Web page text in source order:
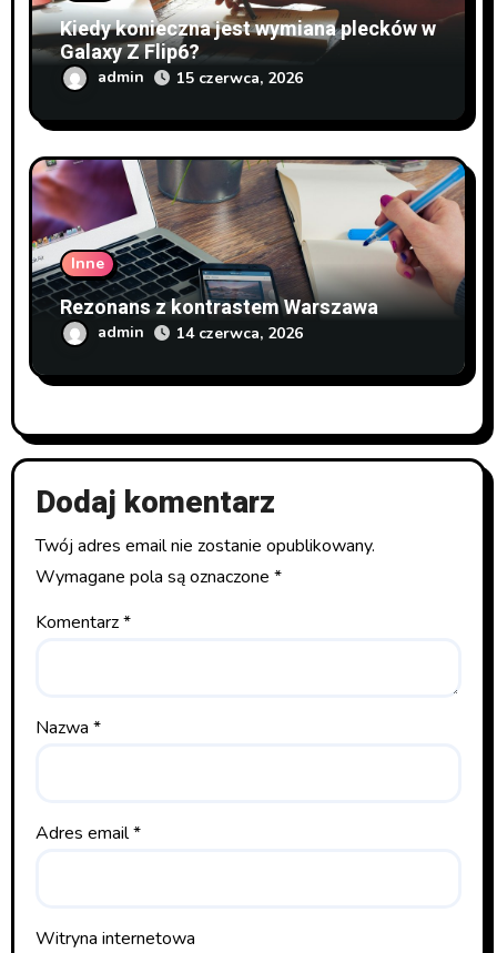
Kiedy konieczna jest wymiana plecków w
Galaxy Z Flip6?
admin 15 czerwca, 2026
Inne
Rezonans z kontrastem Warszawa
admin 14 czerwca, 2026
Dodaj komentarz
Twój adres email nie zostanie opublikowany.
Wymagane pola są oznaczone*
Komentarz*
Nazwa*
Adres email*
Witryna internetowa